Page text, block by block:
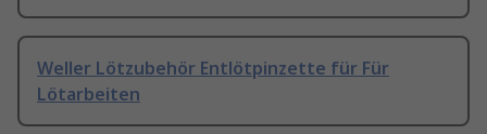
Weller Lötzubehör Entlötpinzette für Für
Lötarbeiten